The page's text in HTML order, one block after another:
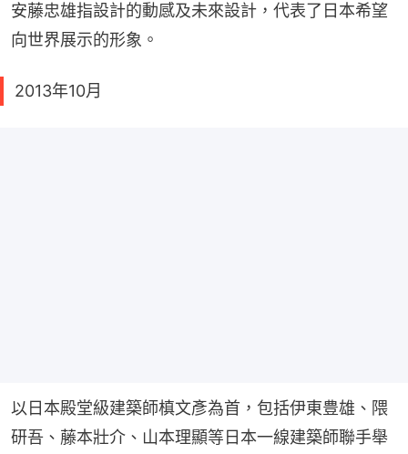
安藤忠雄指設計的動感及未來設計，代表了日本希望
向世界展示的形象。
2013年10月
以日本殿堂級建築師槙文彥為首，包括伊東豊雄、隈
研吾、藤本壯介、山本理顯等日本一線建築師聯手舉